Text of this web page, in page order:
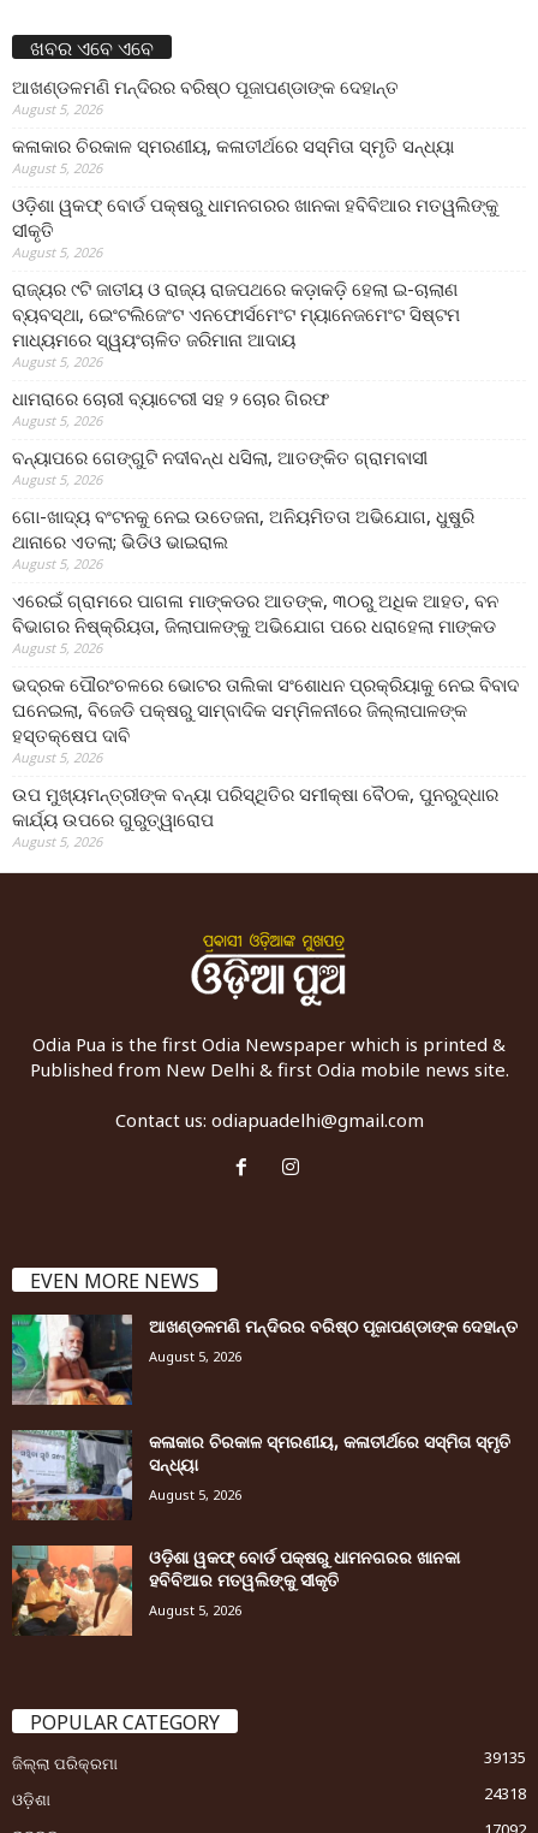
ଖବର ଏବେ ଏବେ
ଆଖଣ୍ଡଳମଣି ମନ୍ଦିରର ବରିଷ୍ଠ ପୂଜାପଣ୍ଡାଙ୍କ ଦେହାନ୍ତ
August 5, 2026
କଳାକାର ଚିରକାଳ ସ୍ମରଣୀୟ, କଳାତୀର୍ଥରେ ସସ୍ମିତା ସ୍ମୃତି ସନ୍ଧ୍ୟା
August 5, 2026
ଓଡ଼ିଶା ୱକଫ୍ ବୋର୍ଡ ପକ୍ଷରୁ ଧାମନଗରର ଖାନକା ହବିବିଆର ମତୱଲିଙ୍କୁ
ସୀକୃତି
August 5, 2026
ରାଜ୍ୟର ୯ଟି ଜାତୀୟ ଓ ରାଜ୍ୟ ରାଜପଥରେ କଡ଼ାକଡ଼ି ହେଲା ଇ-ଚାଲାଣ
ବ୍ୟବସ୍ଥା, ଇେଂଟଲିଜେଂଟ ଏନଫୋର୍ସମେଂଟ ମ୍ୟାନେଜମେଂଟ ସିଷ୍ଟମ
ମାଧ୍ୟମରେ ସ୍ୱୟଂଚାଳିତ ଜରିମାନା ଆଦାୟ
August 5, 2026
ଧାମରାରେ ଚୋରୀ ବ୍ୟାଟେରୀ ସହ ୨ ଚୋର ଗିରଫ
August 5, 2026
ବନ୍ୟାପରେ ଗେଙ୍ଗୁଟି ନଦୀବନ୍ଧ ଧସିଲା, ଆତଙ୍କିତ ଗ୍ରାମବାସୀ
August 5, 2026
ଗୋ-ଖାଦ୍ୟ ବଂଟନକୁ ନେଇ ଉତେଜନା, ଅନିୟମିତତା ଅଭିଯୋଗ, ଧୁଷୁରି
ଥାନାରେ ଏତଲା; ଭିଡିଓ ଭାଇରାଲ
August 5, 2026
ଏରେଇଁ ଗ୍ରାମରେ ପାଗଳା ମାଙ୍କଡର ଆତଙ୍କ, ୩୦ରୁ ଅଧିକ ଆହତ, ବନ
ବିଭାଗର ନିଷ୍କ୍ରିୟତା, ଜିଲାପାଳଙ୍କୁ ଅଭିଯୋଗ ପରେ ଧରାହେଲା ମାଙ୍କଡ
August 5, 2026
ଭଦ୍ରକ ପୌରଂଚଳରେ ଭୋଟର ତାଲିକା ସଂଶୋଧନ ପ୍ରକ୍ରିୟାକୁ ନେଇ ବିବାଦ
ଘନେଇଲା, ବିଜେଡି ପକ୍ଷରୁ ସାମ୍ବାଦିକ ସମ୍ମିଳନୀରେ ଜିଲ୍ଲାପାଳଙ୍କ
ହସ୍ତକ୍ଷେପ ଦାବି
August 5, 2026
ଉପ ମୁଖ୍ୟମନ୍ତ୍ରୀଙ୍କ ବନ୍ୟା ପରିସ୍ଥିତିର ସମୀକ୍ଷା ବୈଠକ, ପୁନରୁଦ୍ଧାର
କାର୍ଯ୍ୟ ଉପରେ ଗୁରୁତ୍ୱାରୋପ
August 5, 2026
Odia Pua is the first Odia Newspaper which is printed &
Published from New Delhi & first Odia mobile news site.
Contact us: odiapuadelhi@gmail.com
EVEN MORE NEWS
ଆଖଣ୍ଡଳମଣି ମନ୍ଦିରର ବରିଷ୍ଠ ପୂଜାପଣ୍ଡାଙ୍କ ଦେହାନ୍ତ
August 5, 2026
କଳାକାର ଚିରକାଳ ସ୍ମରଣୀୟ, କଳାତୀର୍ଥରେ ସସ୍ମିତା ସ୍ମୃତି
ସନ୍ଧ୍ୟା
August 5, 2026
ଓଡ଼ିଶା ୱକଫ୍ ବୋର୍ଡ ପକ୍ଷରୁ ଧାମନଗରର ଖାନକା
ହବିବିଆର ମତୱଲିଙ୍କୁ ସୀକୃତି
August 5, 2026
POPULAR CATEGORY
ଜିଲ୍ଲା ପରିକ୍ରମା
39135
ଓଡ଼ିଶା
24318